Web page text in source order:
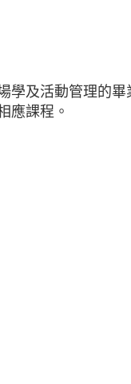
學及活動管理的
應課程。